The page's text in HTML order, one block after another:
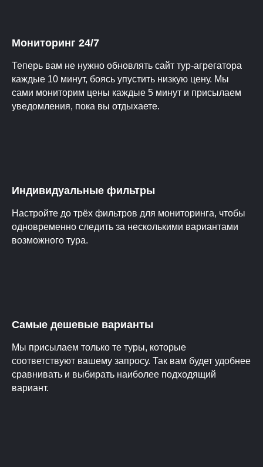
Мониторинг 24/7
Теперь вам не нужно обновлять сайт тур-агрегатора
каждые 10 минут, боясь упустить низкую цену. Мы
сами мониторим цены каждые 5 минут и присылаем
уведомления, пока вы отдыхаете.
Индивидуальные фильтры
Настройте до трёх фильтров для мониторинга, чтобы
одновременно следить за несколькими вариантами
возможного тура.
Самые дешевые варианты
Мы присылаем только те туры, которые
соответствуют вашему запросу. Так вам будет удобнее
сравнивать и выбирать наиболее подходящий
вариант.